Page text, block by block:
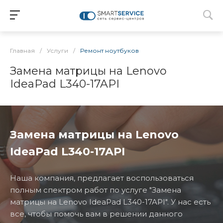
Главная / Услуги / Ремонт ноутбуков
Замена матрицы на Lenovo
IdeaPad L340-17API
Замена матрицы на Lenovo
IdeaPad L340-17API
Наша компания, предлагает воспользоваться
полным спектром работ по услуге "Замена
матрицы на Lenovo IdeaPad L340-17API". У нас есть
все, чтобы помочь вам в решении данного